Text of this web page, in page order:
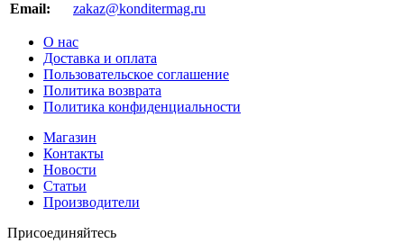
Email:
zakaz@konditermag.ru
О нас
Доставка и оплата
Пользовательское соглашение
Политика возврата
Политика конфиденциальности
Магазин
Контакты
Новости
Статьи
Производители
Присоединяйтесь